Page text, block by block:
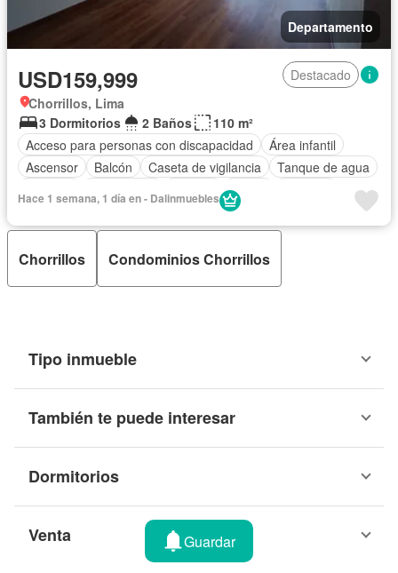
Departamento
USD159,999
Destacado
Chorrillos, Lima
3 Dormitorios
2 Baños
110 m²
Acceso para personas con discapacidad
Área infantil
Ascensor
Balcón Caseta de vigilancia
Tanque de agua
Jardín
Sin amoblar
Hace 1 semana, 1 día en - Dalinmuebles
Chorrillos Condominios Chorrillos
Tipo inmueble
También te puede interesar
Dormitorios
Venta Guardar